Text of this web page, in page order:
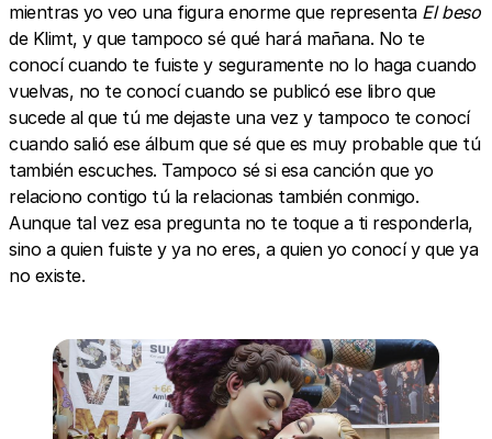
mientras yo veo una figura enorme que representa El beso
de Klimt, y que tampoco sé qué hará mañana. No te
conocí cuando te fuiste y seguramente no lo haga cuando
vuelvas, no te conocí cuando se publicó ese libro que
sucede al que tú me dejaste una vez y tampoco te conocí
cuando salió ese álbum que sé que es muy probable que tú
también escuches. Tampoco sé si esa canción que yo
relaciono contigo tú la relacionas también conmigo.
Aunque tal vez esa pregunta no te toque a ti responderla,
sino a quien fuiste y ya no eres, a quien yo conocí y que ya
no existe.